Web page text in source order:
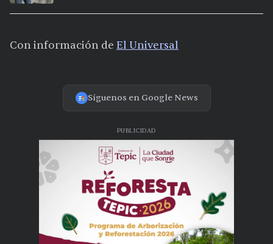
Con información de El Universal
Síguenos en Google News
PUBLICIDAD